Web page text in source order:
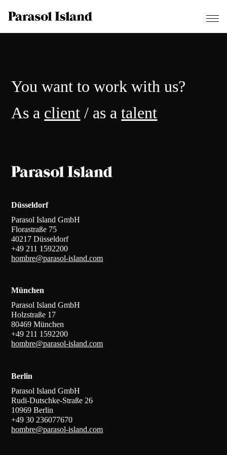
You want to work with us?
As a client / as atalent
Düsseldorf
Parasol Island GmbH
Florastraße 75
40217 Düsseldorf
+49 211 1592200
hombre@parasol-island.com
München
Parasol Island GmbH
Holzstraße 17
80469 München
+49 211 1592200
hombre@parasol-island.com
Berlin
Parasol Island GmbH
Rudi-Dutschke-Straße 26
10969 Berlin
+49 30 236077670
hombre@parasol-island.com